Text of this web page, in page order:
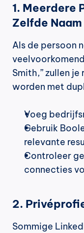
1. Meerdere
Zelfde Naam
Als de persoon
Smith,” zullen
worden met
Voeg
Gebruik
relevante
Controleer
connecties
2.
Sommige